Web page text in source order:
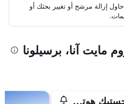
إزالة مرشح أو تغيير بحثك أو
مايت آنا، برسيلونا
ماجستيك هوتل آند سبا برشلونة جي إل